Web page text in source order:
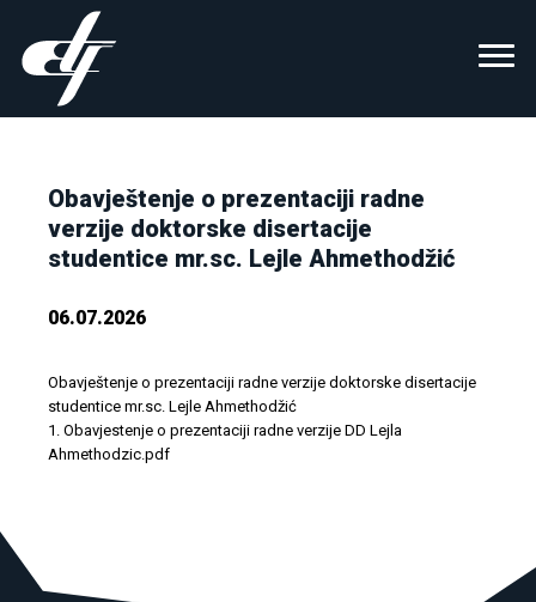
Obavještenje o prezentaciji radne
verzije doktorske disertacije
studentice mr.sc. Lejle Ahmethodžić
06.07.2026
Obavještenje o prezentaciji radne verzije doktorske disertacije
studentice mr.sc. Lejle Ahmethodžić
1. Obavjestenje o prezentaciji radne verzije DD Lejla
Ahmethodzic.pdf